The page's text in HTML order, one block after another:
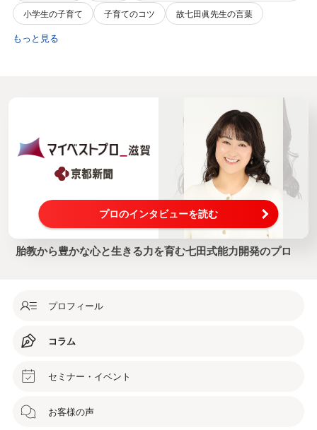
小学生の子育て
子育てのコツ 故七田眞先生の言葉
もっと見る
プロのインタビューを読む
胎教から豊かな心と生きる力を育む七田式能力開発のプロ
プロフィール
コラム
セミナー・イベント
お客様の声